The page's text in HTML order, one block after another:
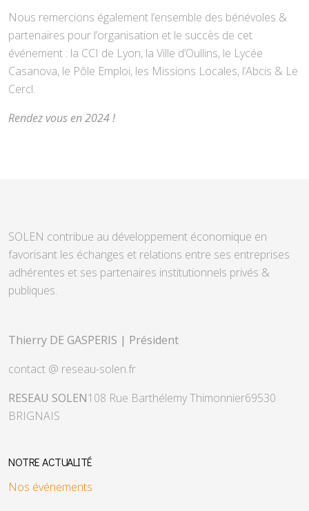
Nous remercions également l’ensemble des bénévoles &
partenaires pour l’organisation et le succès de cet
événement : la CCI de Lyon, la Ville d’Oullins, le Lycée
Casanova, le Pôle Emploi, les Missions Locales, l’Abcis & Le
Cercl.
Rendez vous en 2024 !
SOLEN contribue au développement économique en
favorisant les échanges et relations entre ses entreprises
adhérentes et ses partenaires institutionnels privés &
publiques.
Thierry DE GASPERIS | Président
contact @ reseau-solen.fr
RESEAU SOLEN108 Rue Barthélemy Thimonnier69530
BRIGNAIS
NOTRE ACTUALITÉ
Nos événements